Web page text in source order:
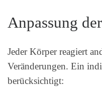
Anpassung
Jeder Körper reagiert
Veränderungen. Ein
berücksichtigt: